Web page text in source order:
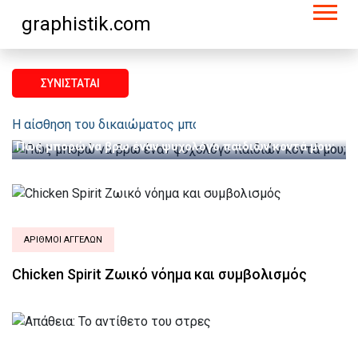
graphistik.com
ΣΥΝΙΣΤΆΤΑΙ
Η αίσθηση του δικαιώματος μπορεί είτε να έχει μια καλή
Πώς μπορώ να βρω έναν ψυχολόγο παιδιών κοντά μου;
ΑΡΙΘΜΟΊ ΑΓΓΈΛΩΝ
Chicken Spirit Ζωικό νόημα και συμβολισμός